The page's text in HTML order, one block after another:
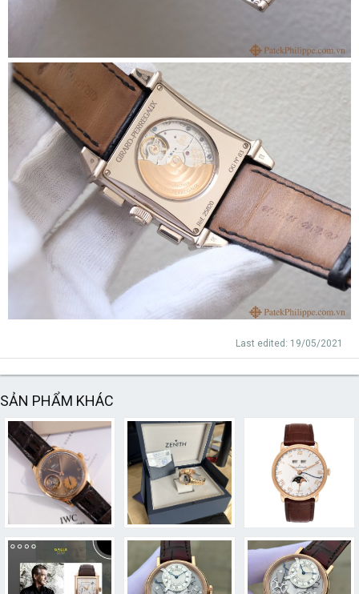
Last edited: 19/05/2021
SẢN PHẨM KHÁC